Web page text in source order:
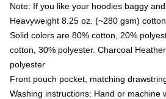
Note: If you like your hoodies baggy
Heavyweight 8.25 oz. (~280 gsm)
Solid colors are 80% cotton, 20%
cotton, 30% polyester. Charcoal
polyester
Front pouch pocket, matching
Washing instructions: Hand or machine